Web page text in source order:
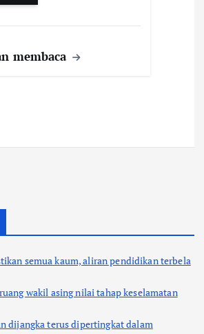
membaca
semua kaum, aliran pendidikan terbela
wakil asing nilai tahap keselamatan
dijangka terus dipertingkat dalam